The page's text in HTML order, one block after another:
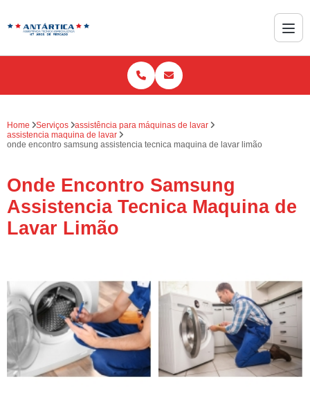
Home Serviços
assistência para máquinas de lavar
assistencia maquina de lavar
onde encontro samsung assistencia tecnica maquina de lavar limão
Onde Encontro Samsung
Assistencia Tecnica Maquina de
Lavar Limão